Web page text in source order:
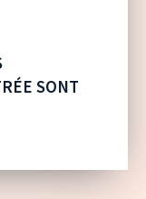
SONT